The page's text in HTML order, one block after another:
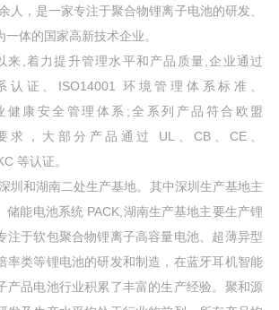
人，是一家专注于聚合物锂离子电池的研发、
体的国家高新技术企业。
着力提升管理水平和产品质量,企业通过
认证、ISO14001 环境管理体系标准、
健康安全管理体系;全系列产品符合欧盟
求，大部分产品通过 UL、CB、CE、
等认证。
和湖南二处生产基地。其中深圳生产基地主
储能电池系统 PACK,湖南生产基地主要生产锂
注于软包聚合物锂离子高容量电池、超薄异型
率类等锂电池的研发和制造，在蓝牙耳机智能
产品电池行业积累了丰富的生产经验。聚和源